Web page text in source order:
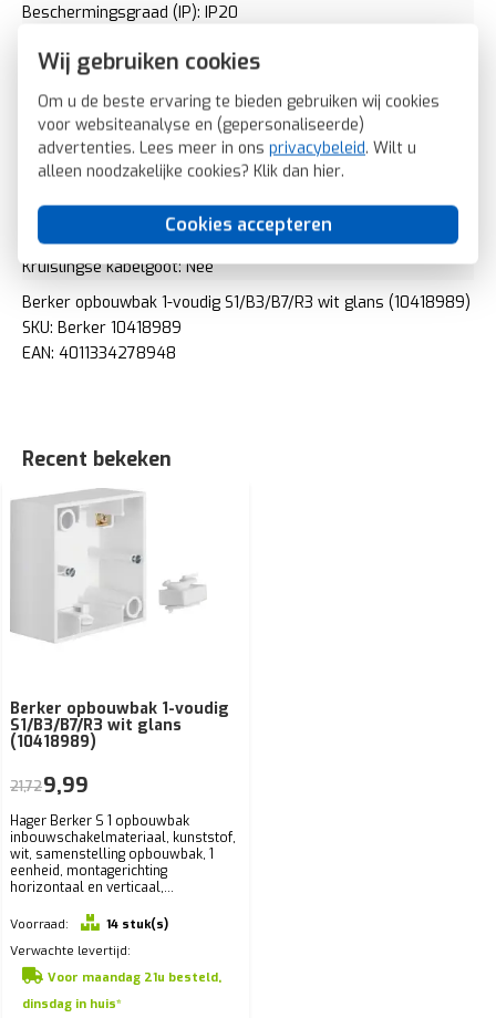
Wij gebruiken cookies
Om u de beste ervaring te bieden gebruiken wij cookies
voor websiteanalyse en (gepersonaliseerde)
advertenties. Lees meer in ons privacybeleid. Wilt u
alleen noodzakelijke cookies? Klik dan hier.
Cookies accepteren
Beschermingsgraad (IP): IP20
Uitvoering oppervlakte: Glanzend
Met wartelinvoering: Nee
Met kanaalinvoering: Ja
Schakelmateriaalbreedte: 83 Millimeter (mm)
Schakelmateriaalhoogte: 83 Millimeter (mm)
Aantal modules (bij modulair systeem): 0
Geschikt voor modulair schakelmateriaal: Nee
Kruislingse kabelgoot: Nee
Berker opbouwbak 1-voudig S1/B3/B7/R3 wit glans (10418989)
SKU: Berker 10418989
EAN: 4011334278948
Recent bekeken
Berker opbouwbak 1-voudig
S1/B3/B7/R3 wit glans
(10418989)
Hager Berker S 1 opbouwbak
inbouwschakelmateriaal, kunststof,
wit, samenstelling opbouwbak, 1
eenheid, montagerichting
horizontaal en verticaal,...
Voorraad:
14 stuk(s)
Verwachte levertijd:
Voor maandag 21u besteld,
dinsdag in huis*
21,729,99